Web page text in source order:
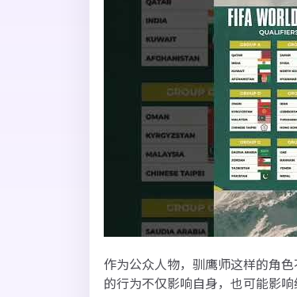
作为公众人物，驯鹰师这样的角
的行为不仅影响自身，也可能影